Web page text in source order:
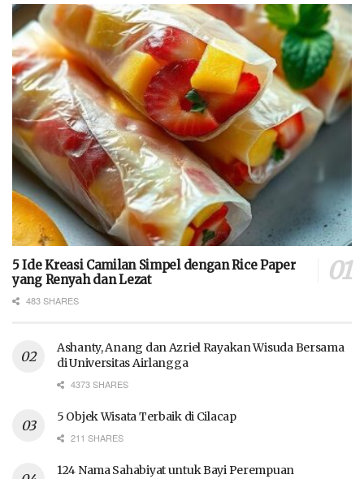
5 Ide Kreasi Camilan Simpel dengan Rice Paper
yang Renyah dan Lezat
483 SHARES
Ashanty, Anang dan Azriel Rayakan Wisuda Bersama
di Universitas Airlangga
4373 SHARES
5 Objek Wisata Terbaik di Cilacap
211 SHARES
124 Nama Sahabiyat untuk Bayi Perempuan